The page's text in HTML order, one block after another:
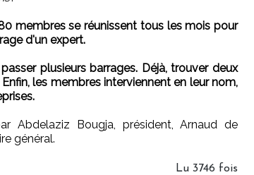
membres se réunissent tous les mois pour
d'un expert.
plusieurs barrages. Déjà, trouver deux
les membres interviennent en leur nom,
Abdelaziz Bougja, président, Arnaud de
général.
Lu 3746 fois